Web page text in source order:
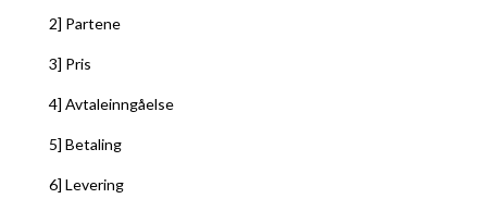
2] Partene
3] Pris
4] Avtaleinngåelse
5] Betaling
6] Levering